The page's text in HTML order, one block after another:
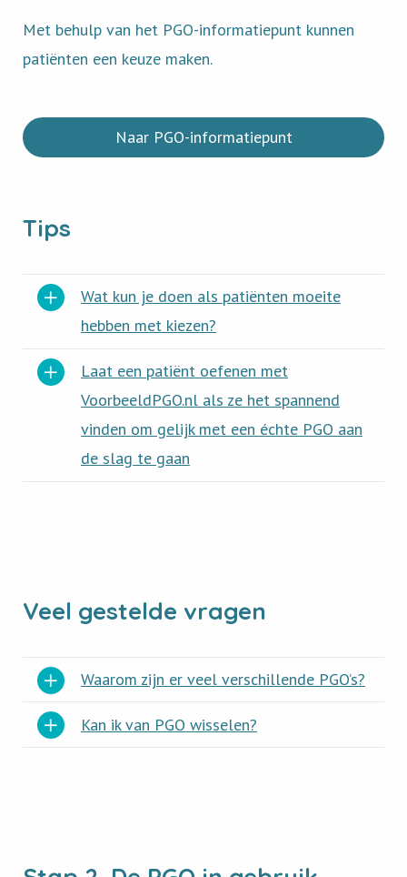
Met behulp van het PGO-informatiepunt kunnen
patiënten een keuze maken.
Naar PGO-informatiepunt
Tips
Wat kun je doen als patiënten moeite
hebben met kiezen?
Laat een patiënt oefenen met
VoorbeeldPGO.nl als ze het spannend
vinden om gelijk met een échte PGO aan
de slag te gaan
Veel gestelde vragen
Waarom zijn er veel verschillende PGO’s?
Kan ik van PGO wisselen?